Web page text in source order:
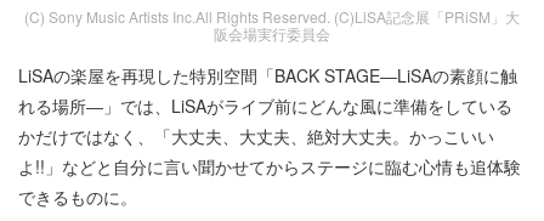
(C) Sony Music Artists Inc.All Rights Reserved. (C)LiSA記念展「PRiSM」大
阪会場実行委員会
LiSAの楽屋を再現した特別空間「BACK STAGE―LiSAの素顔に触
れる場所―」では、LiSAがライブ前にどんな風に準備をしている
かだけではなく、「大丈夫、大丈夫、絶対大丈夫。かっこいい
よ!!」などと自分に言い聞かせてからステージに臨む心情も追体験
できるものに。